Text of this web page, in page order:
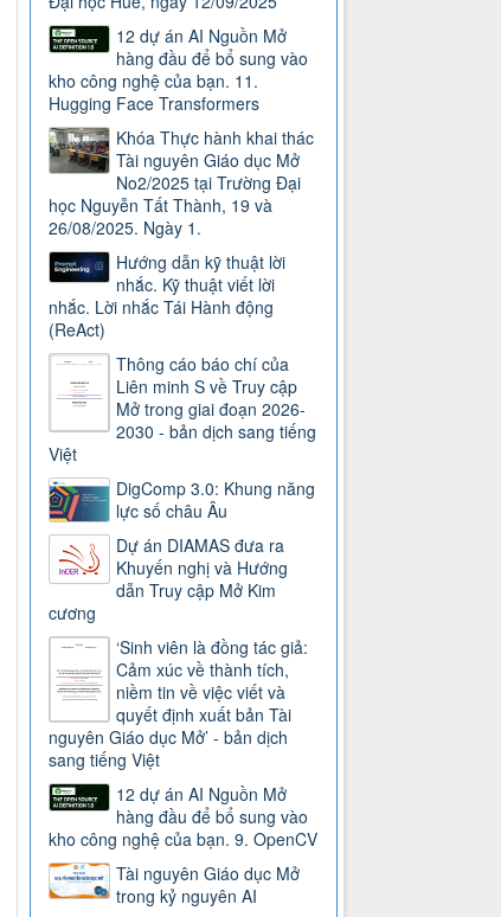
12 dự án AI Nguồn Mở
hàng đầu để bổ sung vào
kho công nghệ của bạn. 11.
Hugging Face Transformers
Khóa Thực hành khai thác
Tài nguyên Giáo dục Mở
No2/2025 tại Trường Đại
học Nguyễn Tất Thành, 19 và
26/08/2025. Ngày 1.
Hướng dẫn kỹ thuật lời
nhắc. Kỹ thuật viết lời
nhắc. Lời nhắc Tái Hành động
(ReAct)
Thông cáo báo chí của
Liên minh S về Truy cập
Mở trong giai đoạn 2026-
2030 - bản dịch sang tiếng
Việt
DigComp 3.0: Khung năng
lực số châu Âu
Dự án DIAMAS đưa ra
Khuyến nghị và Hướng
dẫn Truy cập Mở Kim
cương
‘Sinh viên là đồng tác giả:
Cảm xúc về thành tích,
niềm tin về việc viết và
quyết định xuất bản Tài
nguyên Giáo dục Mở’ - bản dịch
sang tiếng Việt
12 dự án AI Nguồn Mở
hàng đầu để bổ sung vào
kho công nghệ của bạn. 9. OpenCV
Tài nguyên Giáo dục Mở
trong kỷ nguyên AI